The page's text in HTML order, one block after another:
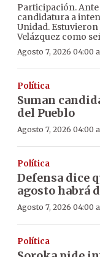
Participación.
candidatura a
Unidad.
Velázquez como
Agosto 7, 2026 04:00
Política
Suman
del Pueblo
Agosto 7, 2026 04:00
Política
Defensa dice
agosto habrá
Agosto 7, 2026 04:00
Política